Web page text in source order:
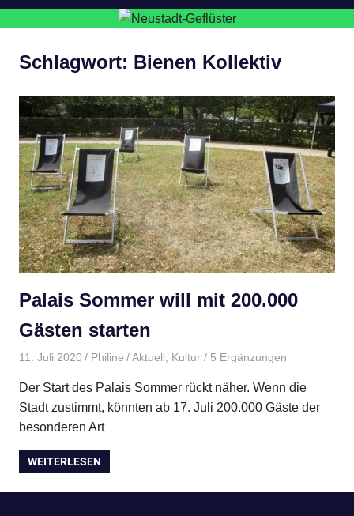
Schlagwort: Bienen Kollektiv
Palais Sommer will mit 200.000
Gästen starten
11. Juli 2020 Philine Aktuell Kultur/ 5 Ergänzungen
Der Start des Palais Sommer rückt näher. Wenn die
Stadt zustimmt, könnten ab 17. Juli 200.000 Gäste der
besonderen Art
WEITERLESEN